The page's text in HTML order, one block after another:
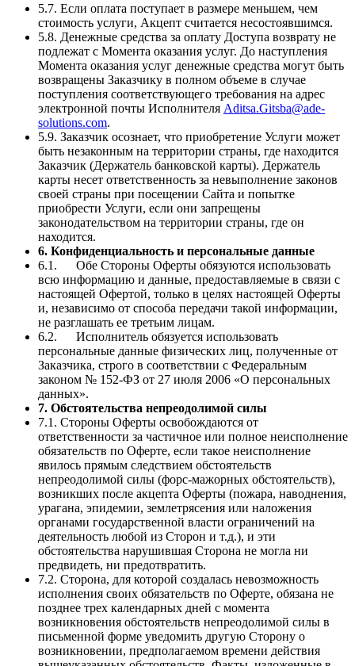
5.7. Если оплата поступает в размере меньшем, чем
стоимость услуги, Акцепт считается несостоявшимся.
5.8. Денежные средства за оплату Доступа возврату не
подлежат с Момента оказания услуг. До наступления
Момента оказания услуг денежные средства могут быть
возвращены Заказчику в полном объеме в случае
поступления соответствующего требования на адрес
электронной почты Исполнителя Aditsa.Gitsba@ade-
solutions.com.
5.9. Заказчик осознает, что приобретение Услуги может
быть незаконным на территории страны, где находится
Заказчик (Держатель банковской карты). Держатель
карты несет ответственность за невыполнение законов
своей страны при посещении Сайта и попытке
приобрести Услуги, если они запрещены
законодательством на территории страны, где он
находится.
6. Конфиденциальность и персональные данные
6.1. Обе Стороны Оферты обязуются использовать
всю информацию и данные, предоставляемые в связи с
настоящей Офертой, только в целях настоящей Оферты
и, независимо от способа передачи такой информации,
не разглашать ее третьим лицам.
6.2. Исполнитель обязуется использовать
персональные данные физических лиц, полученные от
Заказчика, строго в соответствии с Федеральным
законом № 152-ФЗ от 27 июля 2006 «О персональных
данных».
7. Обстоятельства непреодолимой силы
7.1. Стороны Оферты освобождаются от
ответственности за частичное или полное неисполнение
обязательств по Оферте, если такое неисполнение
явилось прямым следствием обстоятельств
непреодолимой силы (форс-мажорных обстоятельств),
возникших после акцепта Оферты (пожара, наводнения,
урагана, эпидемии, землетрясения или наложения
органами государственной власти ограничений на
деятельность любой из Сторон и т.д.), и эти
обстоятельства нарушившая Сторона не могла ни
предвидеть, ни предотвратить.
7.2. Сторона, для которой создалась невозможность
исполнения своих обязательств по Оферте, обязана не
позднее трех календарных дней с момента
возникновения обстоятельств непреодолимой силы в
письменной форме уведомить другую Сторону о
возникновении, предполагаемом времени действия